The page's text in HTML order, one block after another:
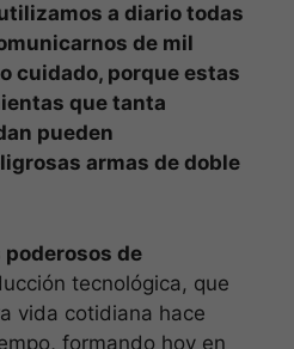
a diario todas
de mil
cuidado, porque estas
que tanta
pueden
armas de doble
de
tecnológica, que
vida cotidiana hace
formando hoy en